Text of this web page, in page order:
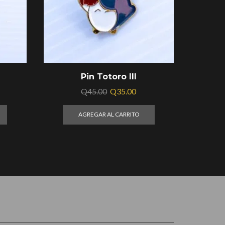
Pin Totoro III
Q45.00 Q35.00
AGREGAR AL CARRITO